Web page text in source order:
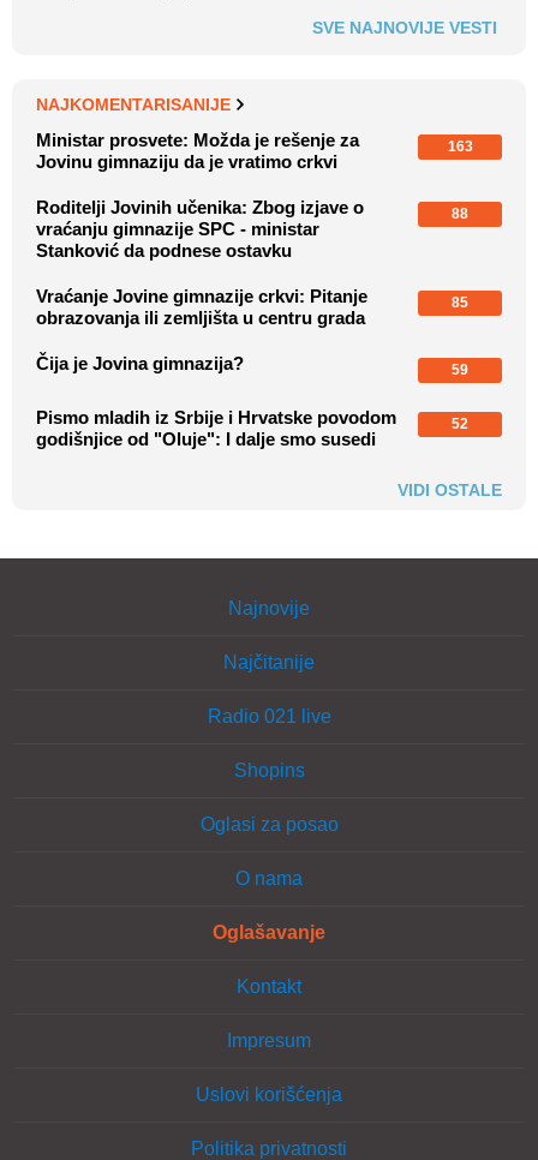
SVE NAJNOVIJE VESTI
NAJKOMENTARISANIJE
Ministar prosvete: Možda je rešenje za
Jovinu gimnaziju da je vratimo crkvi
163
Roditelji Jovinih učenika: Zbog izjave o
vraćanju gimnazije SPC - ministar
Stanković da podnese ostavku
88
Vraćanje Jovine gimnazije crkvi: Pitanje
obrazovanja ili zemljišta u centru grada
85
Čija je Jovina gimnazija? 59
Pismo mladih iz Srbije i Hrvatske povodom
godišnjice od "Oluje": I dalje smo susedi
52
VIDI OSTALE
Najnovije
Najčitanije
Radio 021 live
Shopins
Oglasi za posao
O nama
Oglašavanje
Kontakt
Impresum
Uslovi korišćenja
Politika privatnosti